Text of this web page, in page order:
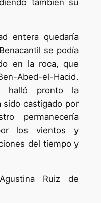
entera quedaría
se podía
en la roca, que
Abed-el-Hacid.
halló pronto la
sido castigado por
permanecería
los vientos y
del tiempo y
Ruiz de